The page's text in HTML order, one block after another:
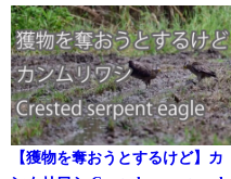
【獲物を奪おうとするけど】カ